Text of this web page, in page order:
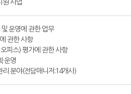
원 사업
운영에 관한 업무
관한 사항
피스) 평가에 관한 사항
운영
분야(전담매니저:14개사)